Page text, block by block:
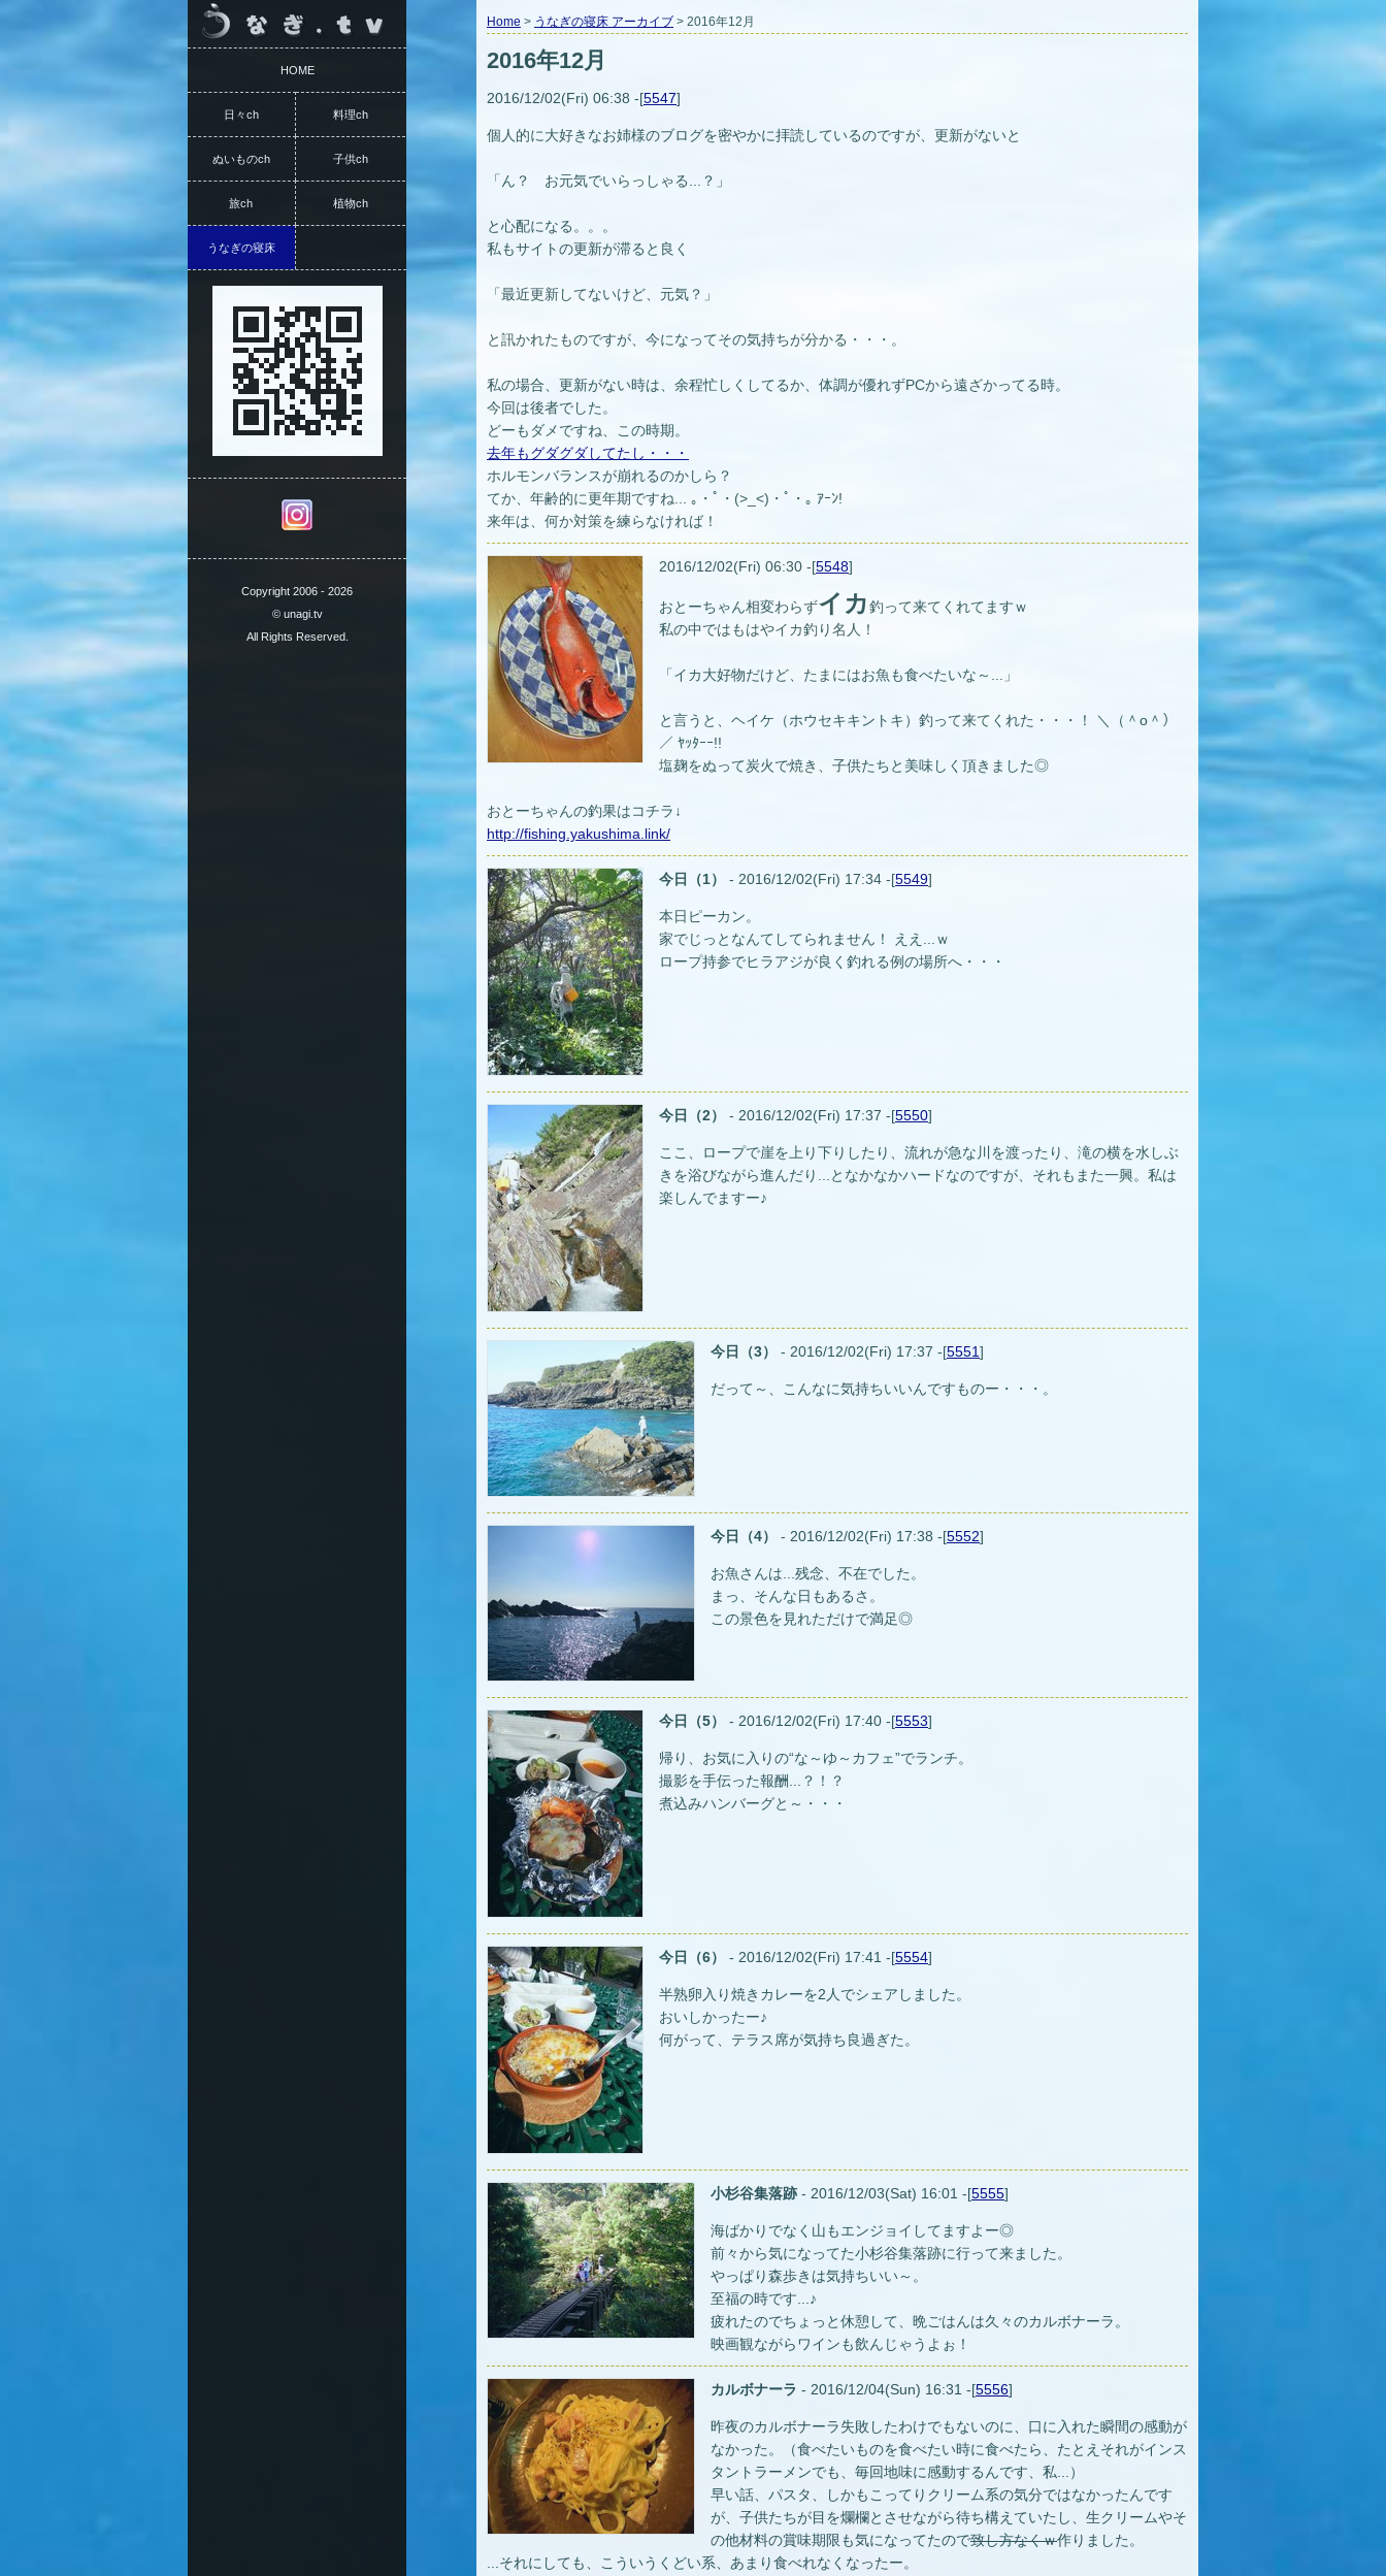
Home > うなぎの寝床 アーカイブ > 2016年12月
2016年12月
2016/12/02(Fri) 06:38 -[5547]
個人的に大好きなお姉様のブログを密やかに拝読しているのですが、更新がないと
「ん？ お元気でいらっしゃる...？」
と心配になる。。。
私もサイトの更新が滞ると良く
「最近更新してないけど、元気？」
と訊かれたものですが、今になってその気持ちが分かる・・・。
私の場合、更新がない時は、余程忙しくしてるか、体調が優れずPCから遠ざかってる時。
今回は後者でした。
どーもダメですね、この時期。
去年もグダグダしてたし・・・
ホルモンバランスが崩れるのかしら？
てか、年齢的に更年期ですね... ｡・ﾟ・(>_<)・ﾟ・｡ ｱｰﾝ!
来年は、何か対策を練らなければ！
2016/12/02(Fri) 06:30 -[5548]
おとーちゃん相変わらずイカ釣って来てくれてますｗ
私の中ではもはやイカ釣り名人！
「イカ大好物だけど、たまにはお魚も食べたいな～...」
と言うと、ヘイケ（ホウセキキントキ）釣って来てくれた・・・！ ＼（＾o＾）
／ ﾔｯﾀｰｰ!!
塩麹をぬって炭火で焼き、子供たちと美味しく頂きました◎
おとーちゃんの釣果はコチラ↓
http://fishing.yakushima.link/
今日（1） - 2016/12/02(Fri) 17:34 -[5549]
本日ピーカン。
家でじっとなんてしてられません！ ええ...ｗ
ロープ持参でヒラアジが良く釣れる例の場所へ・・・
今日（2） - 2016/12/02(Fri) 17:37 -[5550]
ここ、ロープで崖を上り下りしたり、流れが急な川を渡ったり、滝の横を水しぶ
きを浴びながら進んだり...となかなかハードなのですが、それもまた一興。私は
楽しんでますー♪
今日（3） - 2016/12/02(Fri) 17:37 -[5551]
だって～、こんなに気持ちいいんですものー・・・。
今日（4） - 2016/12/02(Fri) 17:38 -[5552]
お魚さんは...残念、不在でした。
まっ、そんな日もあるさ。
この景色を見れただけで満足◎
今日（5） - 2016/12/02(Fri) 17:40 -[5553]
帰り、お気に入りの“な～ゆ～カフェ”でランチ。
撮影を手伝った報酬...？！？
煮込みハンバーグと～・・・
今日（6） - 2016/12/02(Fri) 17:41 -[5554]
半熟卵入り焼きカレーを2人でシェアしました。
おいしかったー♪
何がって、テラス席が気持ち良過ぎた。
小杉谷集落跡 - 2016/12/03(Sat) 16:01 -[5555]
海ばかりでなく山もエンジョイしてますよー◎
前々から気になってた小杉谷集落跡に行って来ました。
やっぱり森歩きは気持ちいい～。
至福の時です...♪
疲れたのでちょっと休憩して、晩ごはんは久々のカルボナーラ。
映画観ながらワインも飲んじゃうよぉ！
カルボナーラ - 2016/12/04(Sun) 16:31 -[5556]
昨夜のカルボナーラ失敗したわけでもないのに、口に入れた瞬間の感動が
なかった。（食べたいものを食べたい時に食べたら、たとえそれがインス
タントラーメンでも、毎回地味に感動するんです、私...）
早い話、パスタ、しかもこってりクリーム系の気分ではなかったんです
が、子供たちが目を爛欄とさせながら待ち構えていたし、生クリームやそ
の他材料の賞味期限も気になってたので致し方なくｗ作りました。
...それにしても、こういうくどい系、あまり食べれなくなったー。
HOME
日々ch 料理ch
ぬいものch 子供ch
旅ch 植物ch
うなぎの寝床
Copyright 2006 - 2026
© unagi.tv
All Rights Reserved.